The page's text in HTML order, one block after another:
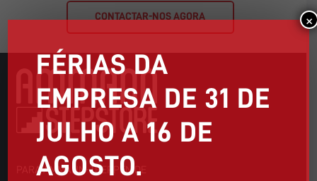
CONTACTAR-NOS AGORA
PARA AMMANN-TREPPEN.DE
FÉRIAS DA
EMPRESA DE 31 DE
JULHO A 16 DE
AGOSTO.
×